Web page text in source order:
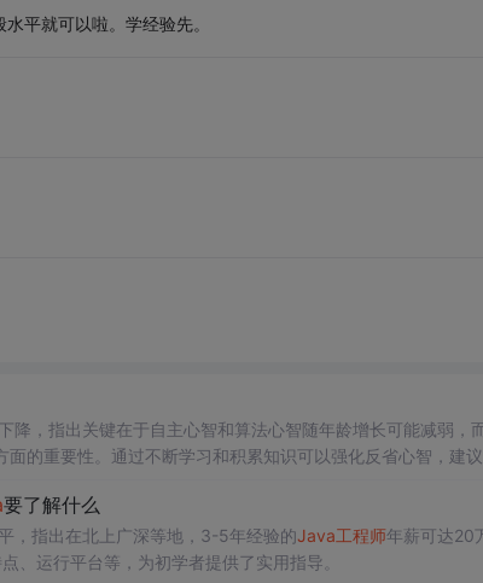
平就可以啦。学经验先。
降，指出关键在于自主心智和算法心智随年龄增长可能减弱，
的重要性。通过不断学习和积累知识可以强化反省心智，建
要了解什么
，指出在北上广深等地，3-5年经验的Java工程师年薪可达20
、运行平台等，为初学者提供了实用指导。